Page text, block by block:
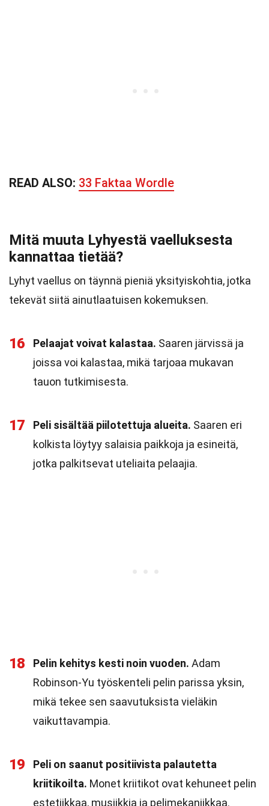
READ ALSO: 33 Faktaa Wordle
Mitä muuta Lyhyestä vaelluksesta
kannattaa tietää?
Lyhyt vaellus on täynnä pieniä yksityiskohtia, jotka
tekevät siitä ainutlaatuisen kokemuksen.
16 Pelaajat voivat kalastaa. Saaren järvissä ja
joissa voi kalastaa, mikä tarjoaa mukavan
tauon tutkimisesta.
17 Peli sisältää piilotettuja alueita. Saaren eri
kolkista löytyy salaisia paikkoja ja esineitä,
jotka palkitsevat uteliaita pelaajia.
18 Pelin kehitys kesti noin vuoden. Adam
Robinson-Yu työskenteli pelin parissa yksin,
mikä tekee sen saavutuksista vieläkin
vaikuttavampia.
19
Peli on saanut positiivista palautetta
kriitikoilta. Monet kriitikot ovat kehuneet pelin
estetiikkaa, musiikkia ja pelimekaniikkaa.